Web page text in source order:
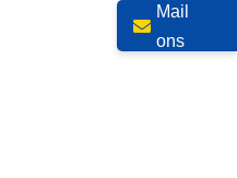
Mail
ons